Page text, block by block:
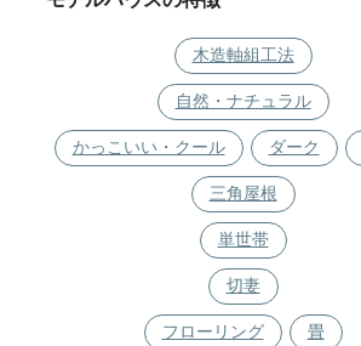
木造軸組工法
自然・ナチュラル
かっこいい・クール ダーク
三角屋根
単世帯
切妻
フローリング 畳